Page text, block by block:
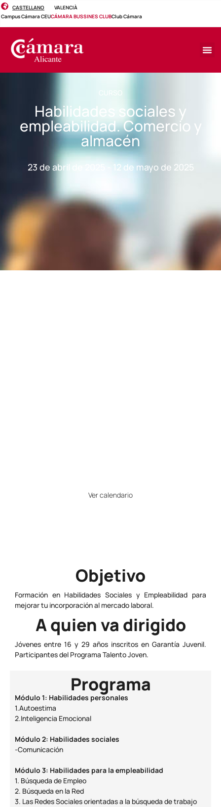
CASTELLANO
VALENCIÀ
Campus Cámara CEUCÁMARA BUSSINES CLUBClub Cámara
CURSO
Habilidades sociales y
empleabilidad. Comercio y
almacén
23 de abril de 2025 - 12 de mayo de 2025
Ver calendario
Objetivo
Formación en Habilidades Sociales y Empleabilidad para
mejorar tu incorporación al mercado laboral.
A quien va dirigido
Jóvenes entre 16 y 29 años inscritos en Garantía Juvenil.
Participantes del Programa Talento Joven.
Programa
Módulo 1: Habilidades personales
1.Autoestima
2.Inteligencia Emocional
Módulo 2: Habilidades sociales
-Comunicación
Módulo 3: Habilidades para la empleabilidad
1. Búsqueda de Empleo
2. Búsqueda en la Red
3. Las Redes Sociales orientadas a la búsqueda de trabajo